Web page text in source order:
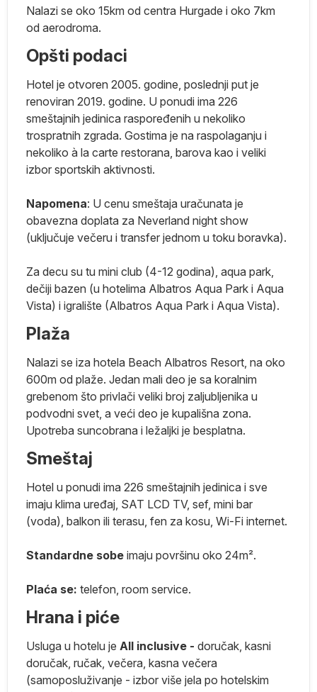
Nalazi se oko 15km od centra Hurgade i oko 7km
od aerodroma.
Opšti podaci
Hotel je otvoren 2005. godine, poslednji put je
renoviran 2019. godine. U ponudi ima 226
smeštajnih jedinica raspoređenih u nekoliko
trospratnih zgrada. Gostima je na raspolaganju i
nekoliko à la carte restorana, barova kao i veliki
izbor sportskih aktivnosti.
Napomena: U cenu smeštaja uračunata je
obavezna doplata za Neverland night show
(uključuje večeru i transfer jednom u toku boravka).
Za decu su tu mini club (4-12 godina), aqua park,
dečiji bazen (u hotelima Albatros Aqua Park i Aqua
Vista) i igralište (Albatros Aqua Park i Aqua Vista).
Plaža
Nalazi se iza hotela Beach Albatros Resort, na oko
600m od plaže. Jedan mali deo je sa koralnim
grebenom što privlači veliki broj zaljubljenika u
podvodni svet, a veći deo je kupališna zona.
Upotreba suncobrana i ležaljki je besplatna.
Smeštaj
Hotel u ponudi ima 226 smeštajnih jedinica i sve
imaju klima uređaj, SAT LCD TV, sef, mini bar
(voda), balkon ili terasu, fen za kosu, Wi-Fi internet.
Standardne sobe imaju površinu oko 24m².
Plaća se: telefon, room service.
Hrana i piće
Usluga u hotelu je All inclusive - doručak, kasni
doručak, ručak, večera, kasna večera
(samoposluživanje - izbor više jela po hotelskim